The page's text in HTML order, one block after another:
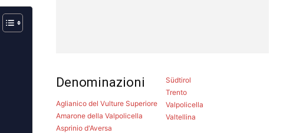
Denominazioni
Aglianico del Vulture Superiore
Amarone della Valpolicella
Asprinio d'Aversa
Südtirol
Trento
Valpolicella
Valtellina